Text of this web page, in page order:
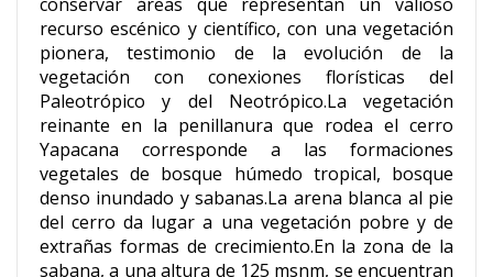
recurso escénico y científico, con una vegetación
pionera, testimonio de la evolución de la
vegetación con conexiones florísticas del
Paleotrópico y del Neotrópico.La vegetación
reinante en la penillanura que rodea el cerro
Yapacana corresponde a las formaciones
vegetales de bosque húmedo tropical, bosque
denso inundado y sabanas.La arena blanca al pie
del cerro da lugar a una vegetación pobre y de
extrañas formas de crecimiento.En la zona de la
sabana, a una altura de 125 msnm, se encuentran